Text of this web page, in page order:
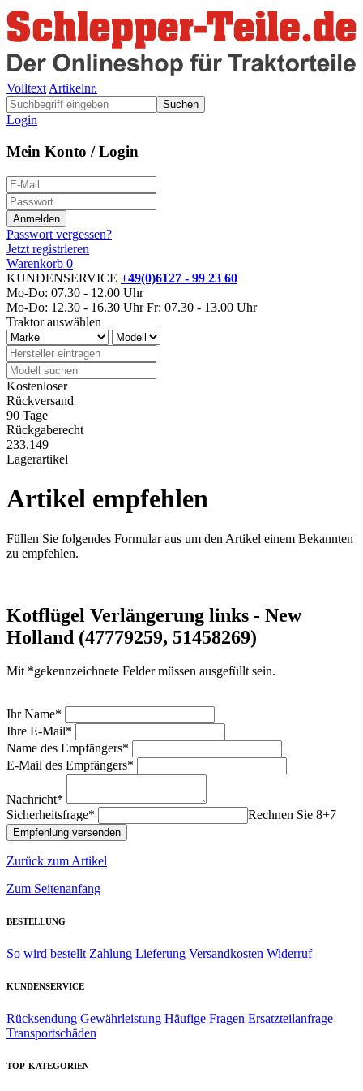
Volltext Artikelnr.
Suchen
Login
Mein Konto / Login
Passwort vergessen?
Jetzt registrieren
Warenkorb 0
KUNDENSERVICE +49(0)6127 - 99 23 60
Mo-Do: 07.30 - 12.00 Uhr
Mo-Do: 12.30 - 16.30 Uhr Fr: 07.30 - 13.00 Uhr
Traktor auswählen
Kostenloser
Rückversand
90 Tage
Rückgaberecht
233.149
Lagerartikel
Artikel empfehlen
Füllen Sie folgendes Formular aus um den Artikel einem Bekannten
zu empfehlen.
Kotflügel Verlängerung links - New
Holland (47779259, 51458269)
Mit *gekennzeichnete Felder müssen ausgefüllt sein.
Ihr Name*
Ihre E-Mail*
Name des Empfängers*
E-Mail des Empfängers*
Nachricht*
Sicherheitsfrage*
Rechnen Sie 8+7
Zurück zum Artikel
Zum Seitenanfang
BESTELLUNG
So wird bestellt Zahlung Lieferung Versandkosten Widerruf
KUNDENSERVICE
Rücksendung Gewährleistung Häufige Fragen Ersatzteilanfrage
Transportschäden
TOP-KATEGORIEN